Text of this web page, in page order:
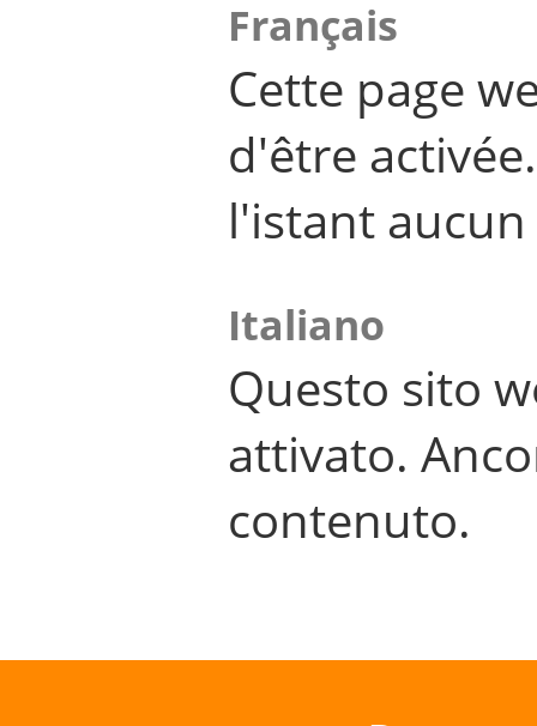
Français
Cette page
d'être
l'istant
Italiano
Questo sito
attivato.
contenuto.